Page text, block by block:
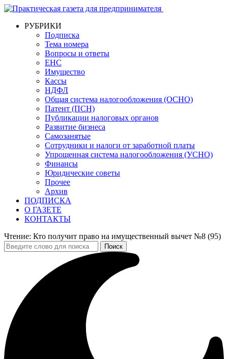
РУБРИКИ
Подписка
Тема номера
Вопросы и ответы
ЕНС
Имущество
Кассы
НДФЛ
Общая система налогообложения (ОСНО)
Патент (ПСН)
Публикации налоговых органов
Развитие бизнеса
Самозанятые
Сотрудники и налоги от заработной платы
Упрощенная система налогообложения (УСНО)
Финансы
Юридические советы
Прочее
Архив
ПОДПИСКА
О ГАЗЕТЕ
КОНТАКТЫ
Чтение: Кто получит право на имущественный вычет №8 (95)